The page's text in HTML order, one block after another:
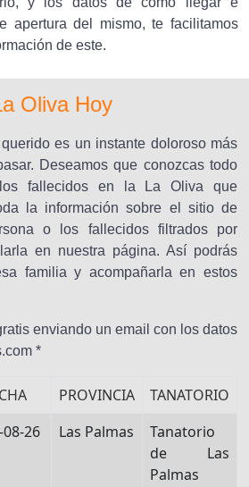
apertura del mismo, te facilitamos
de este.
Oliva Hoy
es un instante doloroso más
Deseamos que conozcas todo
fallecidos en la La Oliva que
la información sobre el sitio de
o los fallecidos filtrados por
en nuestra página. Así podrás
familia y acompañarla en estos
enviando un email con los datos
*
PROVINCIA
TANATORIO
08-26 Las Palmas
Tanatorio
de Las
Palmas